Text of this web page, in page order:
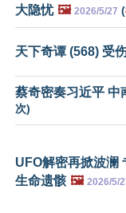
大隐忧 🖼️ 2026/5/27 (
天下奇谭 (568) 受
蔡奇密奏习近平 中
次)
UFO解密再掀波澜
生命遗骸 🖼️ 2026/5/